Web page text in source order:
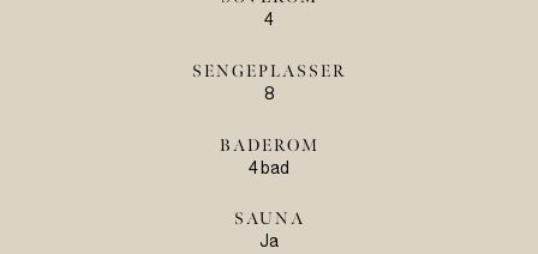
4
SENGEPLASSER
8
BADEROM
4 bad
SAUNA
Ja